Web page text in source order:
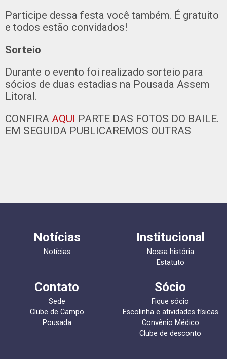
Participe dessa festa você também. É gratuito
e todos estão convidados!
Sorteio
Durante o evento foi realizado sorteio para
sócios de duas estadias na Pousada Assem
Litoral.
CONFIRA AQUI PARTE DAS FOTOS DO BAILE.
EM SEGUIDA PUBLICAREMOS OUTRAS
Notícias
Notícias
Institucional
Nossa história
Estatuto
Contato
Sede
Clube de Campo
Pousada
Sócio
Fique sócio
Escolinha e atividades físicas
Convênio Médico
Clube de desconto